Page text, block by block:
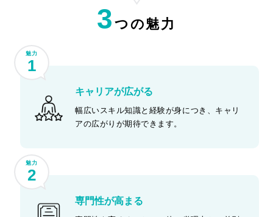
3つの魅力
魅力
1
キャリアが広がる
幅広いスキル知識と経験が身につき、キャリ
アの広がりが期待できます。
魅力
2
専門性が高まる